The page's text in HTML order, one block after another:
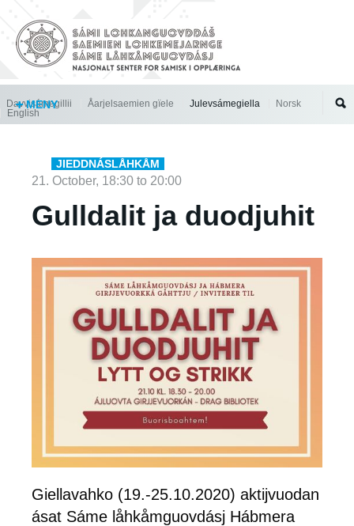
MENY
Davvisámegillii Åarjelsaemien gïele Julevsámegiella
Norsk
English
JIEDDNÁSLÅHKÅM
21. October, 18:30 to 20:00
Gulldalit ja duodjuhit
Giellavahko (19.-25.10.2020) aktijvuodan
ásat Sáme låhkåmguovdásj Hábmera